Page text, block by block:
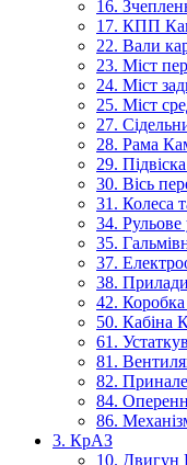
16.
17. КПП
22. Вали
23. Міст
24. Міст
25. Міст
27.
28. Рама
29.
30. Вісь
31. Колеса
34.
35.
37.
38.
42.
50. Кабіна
61.
81.
82.
84.
86.
3. КрАЗ
10.